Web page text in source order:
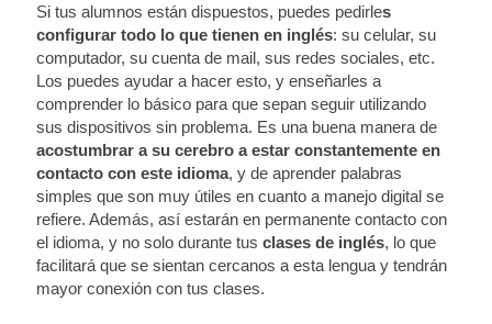
Si tus alumnos están dispuestos, puedes pedirles
configurar todo lo que tienen en inglés: su celular, su
computador, su cuenta de mail, sus redes sociales, etc.
Los puedes ayudar a hacer esto, y enseñarles a
comprender lo básico para que sepan seguir utilizando
sus dispositivos sin problema. Es una buena manera de
acostumbrar a su cerebro a estar constantemente en
contacto con este idioma, y de aprender palabras
simples que son muy útiles en cuanto a manejo digital se
refiere. Además, así estarán en permanente contacto con
el idioma, y no solo durante tus clases de inglés, lo que
facilitará que se sientan cercanos a esta lengua y tendrán
mayor conexión con tus clases.